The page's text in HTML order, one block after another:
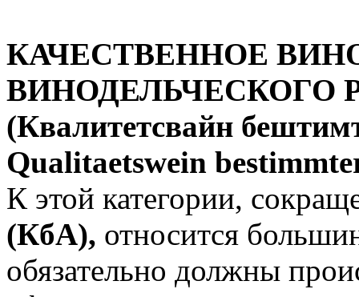
КАЧЕСТВЕННОЕ
ВИНОДЕЛЬЧЕСКОГО
(Квалитетсвайн
Qualitaetswein
К этой категории,
(КбА), относится
обязательно должны